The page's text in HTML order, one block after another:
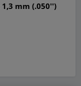
1,3 mm (.050'')